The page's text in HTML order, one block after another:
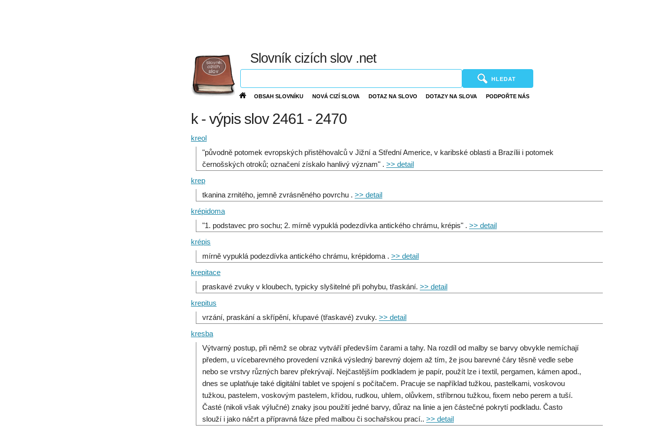
Slovník cizích slov .net
HLEDAT
OBSAH SLOVNÍKU NOVÁ CIZÍ SLOVA DOTAZ NA SLOVO DOTAZY NA SLOVA PODPOŘTE NÁS
k - výpis slov 2461 - 2470
kreol
"původně potomek evropských přistěhovalců v Jižní a Střední Americe, v karibské oblasti a Brazílii i potomek
černošských otroků; označení získalo hanlivý význam" . >> detail
krep
tkanina zrnitého, jemně zvrásněného povrchu . >> detail
krépidoma
"1. podstavec pro sochu; 2. mírně vypuklá podezdívka antického chrámu, krépis" . >> detail
krépis
mírně vypuklá podezdívka antického chrámu, krépidoma . >> detail
krepitace
praskavé zvuky v kloubech, typicky slyšitelné při pohybu, třaskání. >> detail
krepitus
vrzání, praskání a skřípění, křupavé (třaskavé) zvuky. >> detail
kresba
Výtvarný postup, při němž se obraz vytváří především čarami a tahy. Na rozdíl od malby se barvy obvykle nemíchají
předem, u vícebarevného provedení vzniká výsledný barevný dojem až tím, že jsou barevné čáry těsně vedle sebe
nebo se vrstvy různých barev překrývají. Nejčastějším podkladem je papír, použít lze i textil, pergamen, kámen apod.,
dnes se uplatňuje také digitální tablet ve spojení s počítačem. Pracuje se například tužkou, pastelkami, voskovou
tužkou, pastelem, voskovým pastelem, křídou, rudkou, uhlem, olůvkem, stříbrnou tužkou, fixem nebo perem a tuší.
Časté (nikoli však výlučné) znaky jsou použití jedné barvy, důraz na linie a jen částečné pokrytí podkladu. Často
slouží i jako náčrt a přípravná fáze před malbou či sochařskou prací.. >> detail